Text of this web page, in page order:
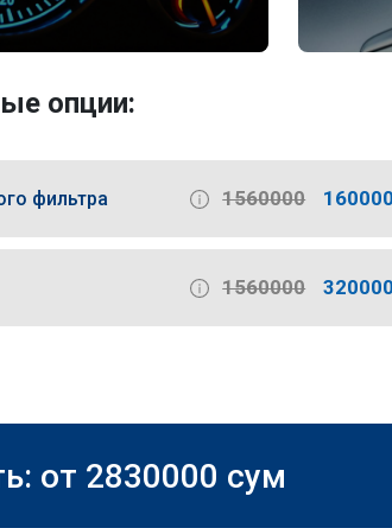
опции:
фильтра 1560000
1560000
от 2830000 сум